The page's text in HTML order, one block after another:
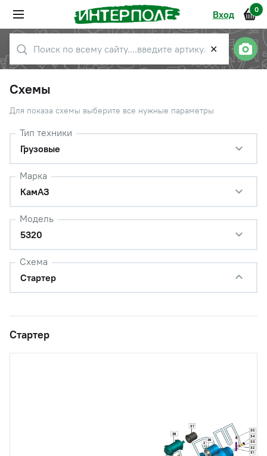
Вход 0
✕
Схемы
Для показа схемы выберите все нужные параметры
Тип техники
Грузовые
Марка
КамАЗ
Модель
5320
Схема
Стартер
Стартер
2
31
32
33
34
35
36
37
38